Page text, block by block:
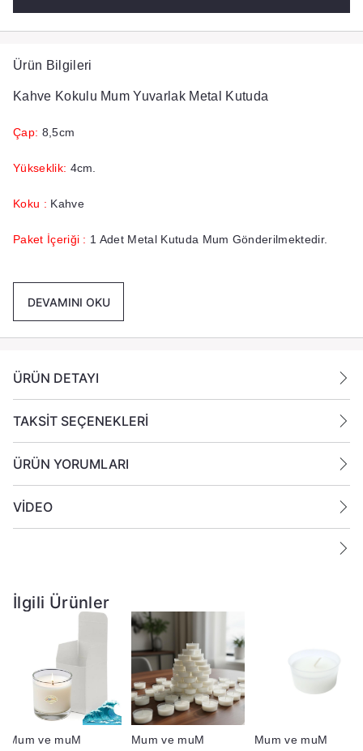
Ürün Bilgileri
Kahve Kokulu Mum Yuvarlak Metal Kutuda
Çap: 8,5cm
Yükseklik: 4cm.
Koku : Kahve
Paket İçeriği : 1 Adet Metal Kutuda Mum Gönderilmektedir.
Yanan bir mumun durumunu belirli aralıklarla kontrol edin.
DEVAMINI OKU
ÜRÜN DETAYI
TAKSİT SEÇENEKLERİ
ÜRÜN YORUMLARI
VİDEO
İlgili Ürünler
Mum ve muM Mum ve muM Mum ve muM